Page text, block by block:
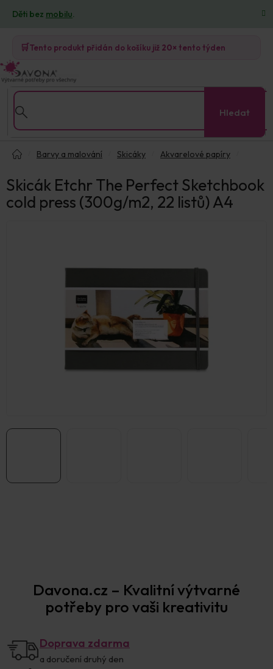
obsah
Děti bez mobilu.
🛒Tento produkt přidán do košíku již 20× tento týden
Hledat
Barvy a malování
Skicáky Akvarelové papíry
Skicák Etchr The Perfect Sketchbook
cold press (300g/m2, 22 listů) A4
Davona.cz – Kvalitní výtvarné
potřeby pro vaši kreativitu
Doprava zdarma
a doručení druhý den